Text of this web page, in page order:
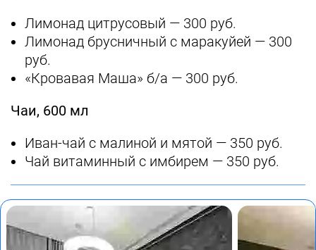
Лимонад цитрусовый — 300 руб.
Лимонад брусничный с маракуйей — 300
руб.
«Кровавая Маша» б/а — 300 руб.
Чаи, 600 мл
Иван-чай с малиной и мятой — 350 руб.
Чай витаминный с имбирем — 350 руб.